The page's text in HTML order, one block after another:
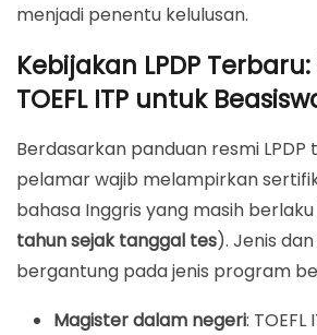
menjadi penentu kelulusan.
Kebijakan LPDP
TOEFL ITP untuk
Berdasarkan panduan resmi LPDP
pelamar wajib melampirkan
bahasa Inggris yang masih
tahun sejak tanggal tes). Jenis
bergantung pada jenis program
Magister dalam negeri: